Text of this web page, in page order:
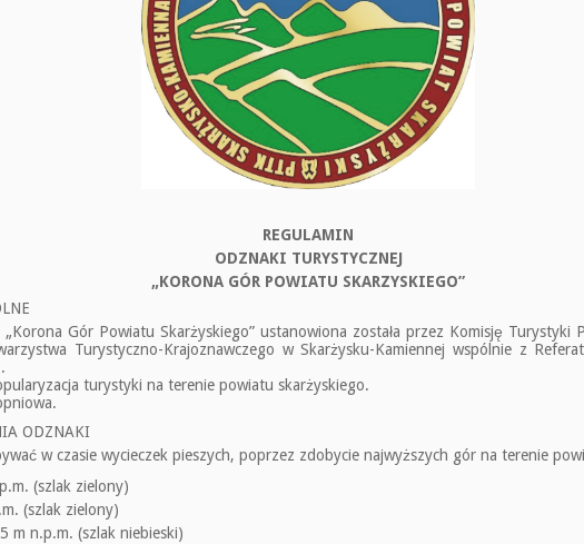
REGULAMIN
ODZNAKI TURYSTYCZNEJ
„KORONA GÓR POWIATU SKARZYSKIEGO”
Gór Powiatu Skarżyskiego” ustanowiona została przez Komisję Turystyki
Turystyczno-Krajoznawczego w Skarżysku-Kamiennej wspólnie z
turystyki na terenie powiatu skarżyskiego.
ODZNAKI
w czasie wycieczek pieszych, poprzez zdobycie najwyższych gór na terenie
(szlak zielony)
(szlak zielony)
m n.p.m. (szlak niebieski)